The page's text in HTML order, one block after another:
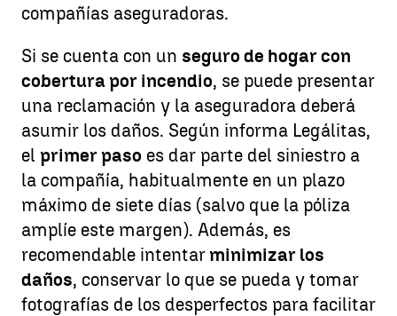
compañías aseguradoras.
Si se cuenta con un seguro de hogar con
cobertura por incendio, se puede presentar
una reclamación y la aseguradora deberá
asumir los daños. Según informa Legálitas,
el primer paso es dar parte del siniestro a
la compañía, habitualmente en un plazo
máximo de siete días (salvo que la póliza
amplíe este margen). Además, es
recomendable intentarminimizar los
daños, conservar lo que se pueda y tomar
fotografías de los desperfectos para facilitar